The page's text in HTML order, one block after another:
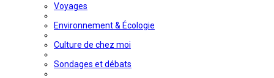
Voyages
Environnement & Écologie
Culture de chez moi
Sondages et débats